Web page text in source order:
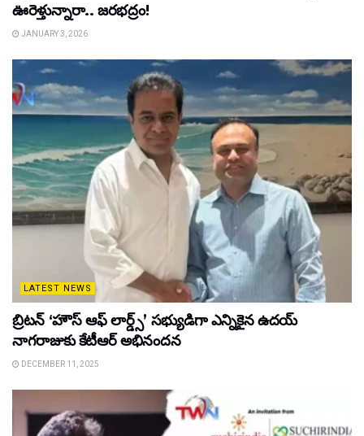
ఊరెళ్తున్నారా.. జరభద్రం!
JANUARY 3, 2026
LATEST NEWS
బ్రిటన్ ‘హౌస్ ఆఫ్ లార్డ్స్’ సభ్యుడిగా ఎన్నికైన ఉదయ్
నాగరాజుకు కేటీఆర్ అభినందన
DECEMBER 11, 2025